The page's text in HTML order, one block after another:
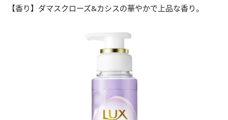
【香り】ダマスクローズ&カシスの華やかで上品な香り。